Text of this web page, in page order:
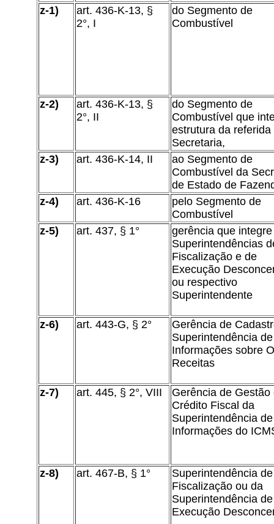
z-1)
art. 436-K-13, §
2°, I
do Segmento de
Combustível
z-2)
art. 436-K-13, §
2°, II
do Segmento de
Combustível que
estrutura da referida
Secretaria,
z-3)
art. 436-K-14, II
ao Segmento de
Combustível da
de Estado de
z-4)
art. 436-K-16
pelo Segmento de
Combustível
z-5)
art. 437, § 1°
gerência que
Superintendências
Fiscalização e de
Execução
ou respectivo
Superintendente
z-6) art. 443-G, § 2°
Gerência de
Superintendência de
Informações sobre
Receitas
z-7) art. 445, § 2°, VIII
Gerência de Gestão
Crédito Fiscal da
Superintendência de
Informações do
z-8) art. 467-B, § 1°
Superintendência de
Fiscalização ou da
Superintendência de
Execução